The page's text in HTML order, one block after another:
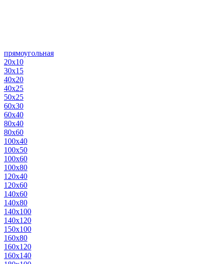
прямоугольная
20х10
30х15
40х20
40х25
50х25
60х30
60х40
80х40
80х60
100х40
100х50
100х60
100х80
120х40
120х60
140х60
140х80
140х100
140х120
150х100
160х80
160х120
160х140